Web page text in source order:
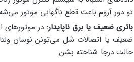
تو دور آروم باعث قطع ناگهانی موتور
باتری ضعیف یا برق ناپایدار:
ضعیف یا اتصالات شل می‌تونن نوسان
حالت درجا شناخته بشن.